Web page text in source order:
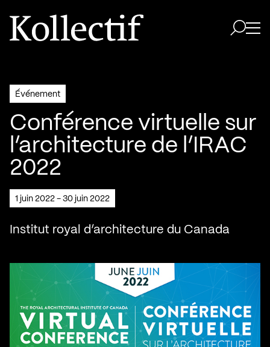
Aller à la page d'accueil
Logo Kollectif
Événement
Conférence virtuelle sur
l’architecture de l’IRAC
2022
1 juin 2022 - 30 juin 2022
Institut royal d’architecture du Canada